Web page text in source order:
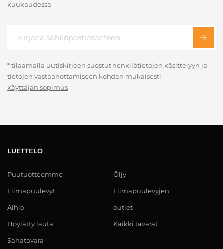
kuukaudessa
* tilaamalla uutiskirjeen suostut henkilötietojen käsittelyyn ja
tietojen vastaanottamiseen kohdan mukaisesti
käyttäjän sopimus
LUETTELO
Puutuotteemme
Liimapuulevyt
Aihio
Höylätty lauta
Sahatavara
Öljy
Liimapuulevyjen
outlet
Kaikki tavarat